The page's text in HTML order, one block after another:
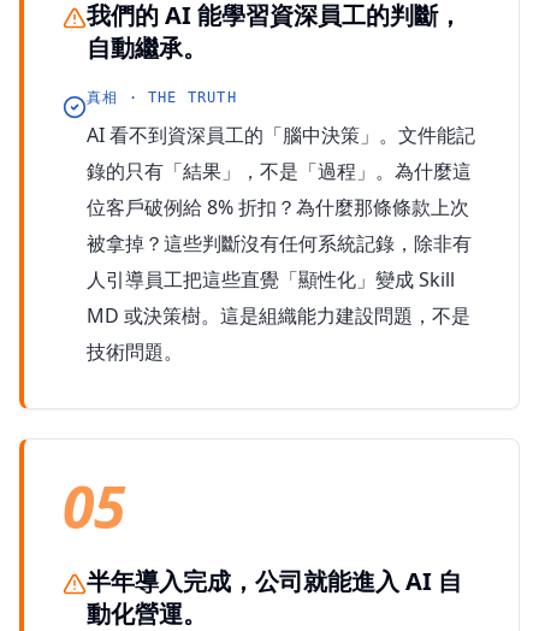
我們的 AI 能學習資深員工的判斷，
自動繼承。
真相 · THE TRUTH
AI 看不到資深員工的「腦中決策」。文件能記
錄的只有「結果」，不是「過程」。為什麼這
位客戶破例給 8% 折扣？為什麼那條條款上次
被拿掉？這些判斷沒有任何系統記錄，除非有
人引導員工把這些直覺「顯性化」變成 Skill
MD 或決策樹。這是組織能力建設問題，不是
技術問題。
05
半年導入完成，公司就能進入 AI 自
動化營運。